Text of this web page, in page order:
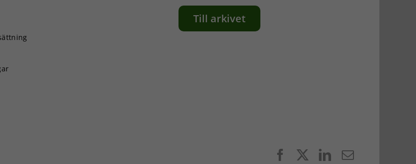
Till arkivet
FacebookLinkedIn
E-